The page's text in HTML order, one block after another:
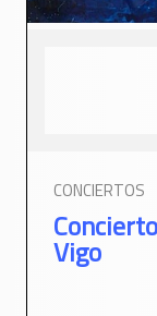
CONCIERTOS
Vigo